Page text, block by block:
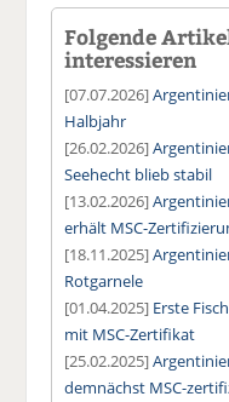
Folgende
interessieren
[07.07.2026]
Halbjahr
[26.02.2026]
Seehecht blieb stabil
[13.02.2026]
erhält MSC-
[18.11.2025]
Rotgarnele
[01.04.2025] Erste
mit MSC-Zertifikat
[25.02.2025]
demnächst MSC-